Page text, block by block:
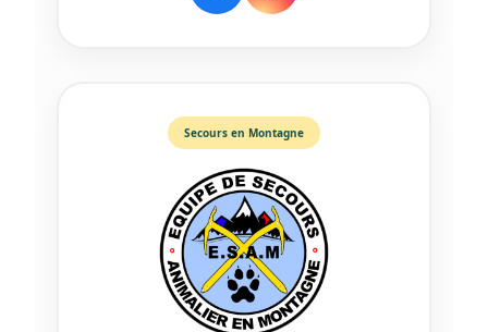
Secours en Montagne